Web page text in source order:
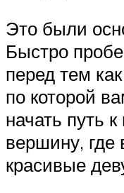
Это были
Быстро
перед тем
по которой
начать путь
вершину, где
красивые